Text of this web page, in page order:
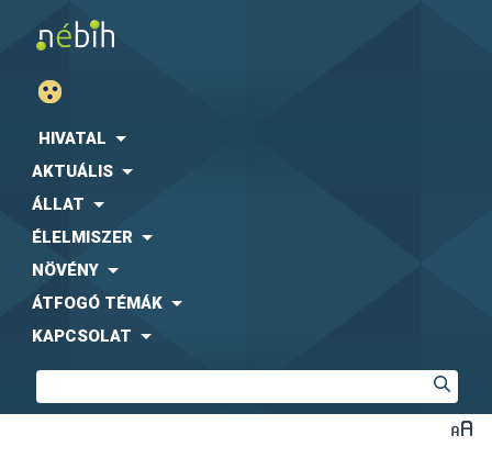
HIVATAL
AKTUÁLIS
ÁLLAT
ÉLELMISZER
NÖVÉNY
ÁTFOGÓ TÉMÁK
KAPCSOLAT